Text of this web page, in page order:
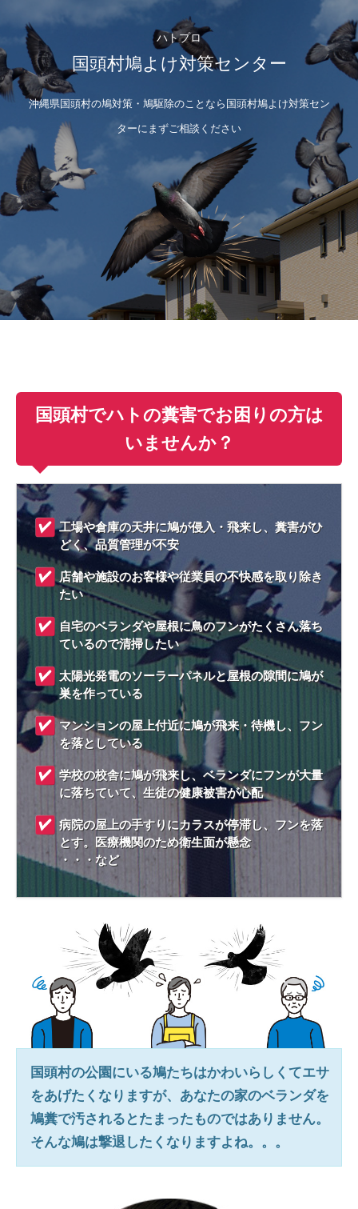
ハトプロ
国頭村鳩よけ対策センター
沖縄県国頭村の鳩対策・鳩駆除のことなら国頭村鳩よけ対策セン
ターにまずご相談ください
国頭村でハトの糞害でお困りの方は
いませんか？
工場や倉庫の天井に鳩が侵入・飛来し、糞害がひ
どく、品質管理が不安
店舗や施設のお客様や従業員の不快感を取り除き
たい
自宅のベランダや屋根に鳥のフンがたくさん落ち
ているので清掃したい
太陽光発電のソーラーパネルと屋根の隙間に鳩が
巣を作っている
マンションの屋上付近に鳩が飛来・待機し、フン
を落としている
学校の校舎に鳩が飛来し、ベランダにフンが大量
に落ちていて、生徒の健康被害が心配
病院の屋上の手すりにカラスが停滞し、フンを落
とす。医療機関のため衛生面が懸念
・・・など
国頭村の公園にいる鳩たちはかわいらしくてエサ
をあげたくなりますが、あなたの家のベランダを
鳩糞で汚されるとたまったものではありません。
そんな鳩は撃退したくなりますよね。。。